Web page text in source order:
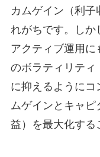
カムゲイン（利子
れがちです。しか
アクティブ運用に
のボラティリティ
に抑えるようにコ
ムゲインとキャピ
益）を最大化する